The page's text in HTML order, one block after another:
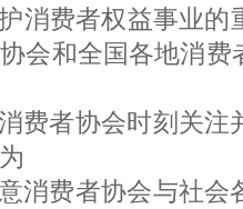
消费者权益事业
会和全国各地消费
费者协会时刻关注
消费者协会与社会